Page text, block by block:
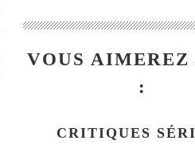
VOUS AIMEREZ
:
CRITIQUES